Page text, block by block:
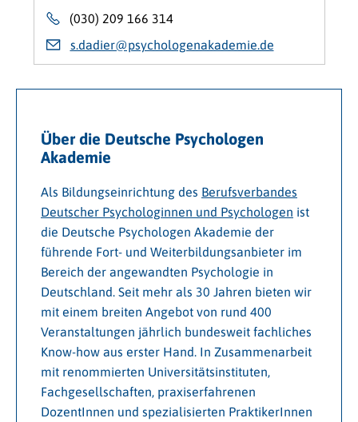
(030) 209 166 314
s.dadier@psychologenakademie.de
Über die Deutsche Psychologen
Akademie
Als Bildungseinrichtung des Berufsverbandes
Deutscher Psychologinnen und Psychologen ist
die Deutsche Psychologen Akademie der
führende Fort- und Weiterbildungsanbieter im
Bereich der angewandten Psychologie in
Deutschland. Seit mehr als 30 Jahren bieten wir
mit einem breiten Angebot von rund 400
Veranstaltungen jährlich bundesweit fachliches
Know-how aus erster Hand. In Zusammenarbeit
mit renommierten Universitätsinstituten,
Fachgesellschaften, praxiserfahrenen
DozentInnen und spezialisierten PraktikerInnen